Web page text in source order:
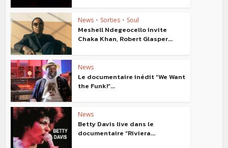
News • Sorties • Soul
Meshell Ndegeocello invite
Chaka Khan, Robert Glasper...
News
Le documentaire inédit “We Want
the Funk!”...
News
Betty Davis live dans le
documentaire “Riviera...